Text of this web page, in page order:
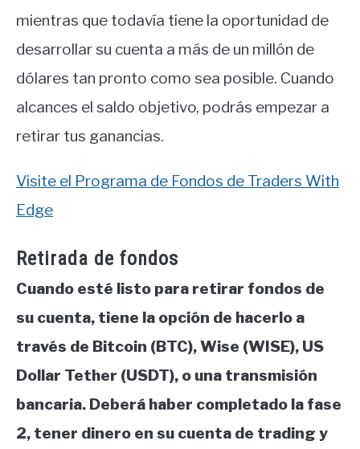
mientras que todavía tiene la oportunidad de
desarrollar su cuenta a más de un millón de
dólares tan pronto como sea posible. Cuando
alcances el saldo objetivo, podrás empezar a
retirar tus ganancias.
Visite el Programa de Fondos de Traders With
Edge
Retirada de fondos
Cuando esté listo para retirar fondos de
su cuenta, tiene la opción de hacerlo a
través de Bitcoin (BTC), Wise (WISE), US
Dollar Tether (USDT), o una transmisión
bancaria. Deberá haber completado la fase
2, tener dinero en su cuenta de trading y